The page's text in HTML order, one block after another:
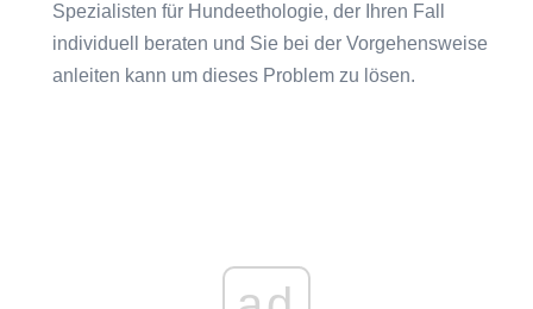
Spezialisten für Hundeethologie, der Ihren Fall
individuell beraten und Sie bei der Vorgehensweise
anleiten kann um dieses Problem zu lösen.